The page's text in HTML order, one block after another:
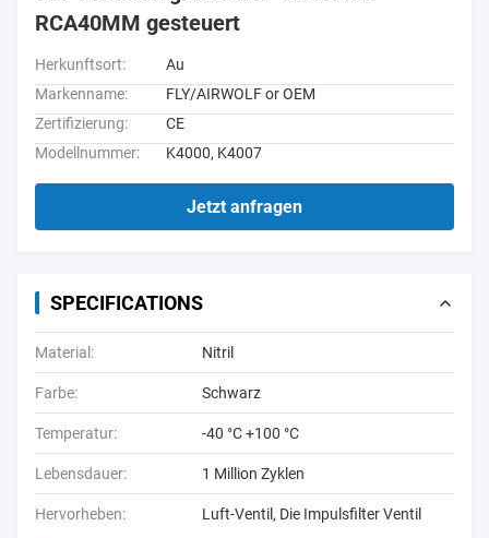
RCA40MM gesteuert
Herkunftsort:
Au
Markenname:
FLY/AIRWOLF or OEM
Zertifizierung:
CE
Modellnummer:
K4000, K4007
Jetzt anfragen
SPECIFICATIONS
Material: Nitril
Farbe: Schwarz
Temperatur: -40 °C +100 °C
Lebensdauer: 1 Million Zyklen
Hervorheben: Luft-Ventil , Die Impulsfilter Ventil